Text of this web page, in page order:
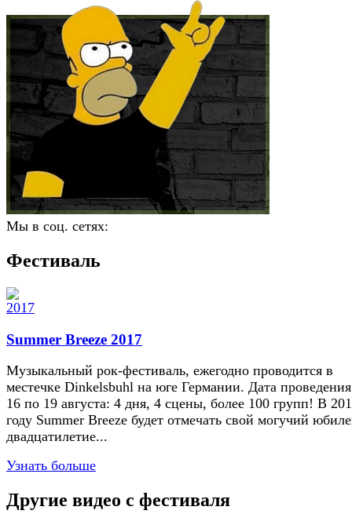
Мы в соц. сетях:
Фестиваль
Summer Breeze 2017
Музыкальный рок-фестиваль, ежегодно проводится в
местечке Dinkelsbuhl на юге Германии. Дата
16 по 19 августа: 4 дня, 4 сцены, более 100 групп! В
году Summer Breeze будет отмечать свой могучий
двадцатилетие...
Узнать больше
Другие видео с фестиваля